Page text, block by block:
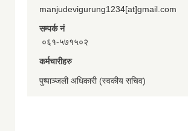
manjudevigurung1234[at]gmail.com
सम्पर्क नं
०६१-५७१५०२
कर्मचारीहरु
पुष्पाञ्जली अधिकारी (स्वकीय सचिव)